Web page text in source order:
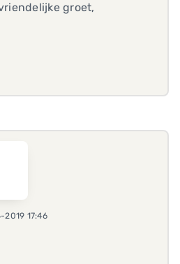
groet,
17:46